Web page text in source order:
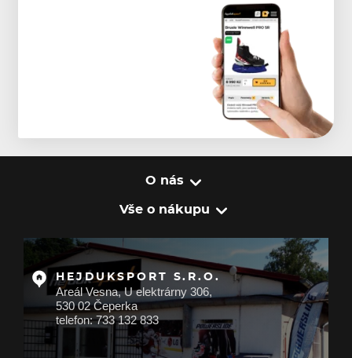
O nás
Vše o nákupu
HEJDUKSPORT S.R.O.
Areál Vesna, U elektrárny 306,
530 02 Čeperka
telefon: 733 132 833